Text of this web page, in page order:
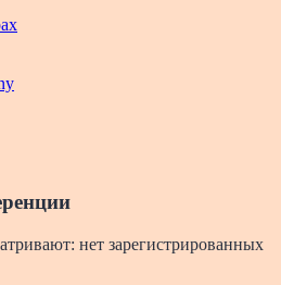
нет зарегистрированных